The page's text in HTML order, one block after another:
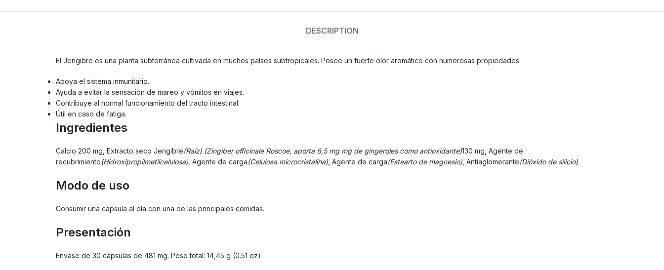
DESCRIPTION
El Jengibre es una planta subterránea cultivada en muchos países subtropicales. Posee un fuerte olor aromático con numerosas propiedades:
Apoya el sistema inmunitario.
Ayuda a evitar la sensación de mareo y vómitos en viajes.
Contribuye al normal funcionamiento del tracto intestinal.
Útil en caso de fatiga.
Ingredientes
Calcio 200 mg, Extracto seco Jengibre(Raíz) (Zingiber officinale Roscoe, aporta 6,5 mg mg de gingeroles como antioxidante)130 mg, Agente de
recubrimiento(Hidroxipropilmetilcelulosa), Agente de carga(Celulosa microcristalina), Agente de carga(Estearto de magnesio), Antiaglomerante(Dióxido de silicio)
Modo de uso
Consumir una cápsula al día con una de las principales comidas.
Presentación
Envase de 30 cápsulas de 481 mg. Peso total: 14,45 g (0.51 oz)